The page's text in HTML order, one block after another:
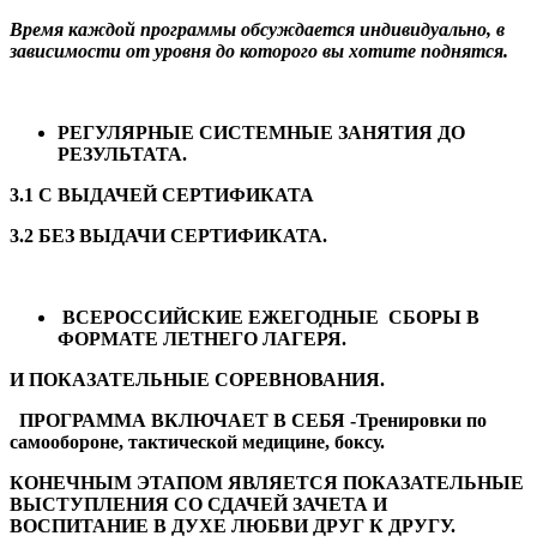
Время каждой программы обсуждается индивидуально, в
зависимости от уровня до которого вы хотите поднятся.
РЕГУЛЯРНЫЕ СИСТЕМНЫЕ ЗАНЯТИЯ ДО
РЕЗУЛЬТАТА.
3.1 С ВЫДАЧЕЙ СЕРТИФИКАТА
3.2 БЕЗ ВЫДАЧИ СЕРТИФИКАТА.
ВСЕРОССИЙСКИЕ ЕЖЕГОДНЫЕ СБОРЫ В
ФОРМАТЕ ЛЕТНЕГО ЛАГЕРЯ.
И ПОКАЗАТЕЛЬНЫЕ СОРЕВНОВАНИЯ.
ПРОГРАММА ВКЛЮЧАЕТ В СЕБЯ -Тренировки по
самообороне, тактической медицине, боксу.
КОНЕЧНЫМ ЭТАПОМ ЯВЛЯЕТСЯ ПОКАЗАТЕЛЬНЫЕ
ВЫСТУПЛЕНИЯ СО СДАЧЕЙ ЗАЧЕТА И
ВОСПИТАНИЕ В ДУХЕ ЛЮБВИ ДРУГ К ДРУГУ.